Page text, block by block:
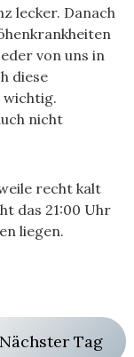
lecker. Danach
von uns in
diese
nicht
recht kalt
das 21:00 Uhr
liegen.
Nächster Tag